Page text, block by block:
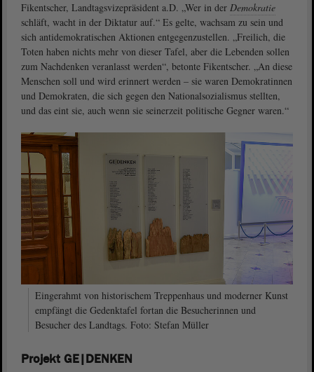
Fikentscher, Landtagsvizepräsident a.D. „Wer in der Demokratie
schläft, wacht in der Diktatur auf.“ Es gelte, wachsam zu sein und
sich antidemokratischen Aktionen entgegenzustellen. „Freilich, die
Toten haben nichts mehr von dieser Tafel, aber die Lebenden sollen
zum Nachdenken veranlasst werden“, betonte Fikentscher. „An diese
Menschen soll und wird erinnert werden – sie waren Demokratinnen
und Demokraten, die sich gegen den Nationalsozialismus stellten,
und das eint sie, auch wenn sie seinerzeit politische Gegner waren.“
Eingerahmt von historischem Treppenhaus und moderner Kunst
empfängt die Gedenktafel fortan die Besucherinnen und
Besucher des Landtags. Foto: Stefan Müller
Projekt GE|DENKEN